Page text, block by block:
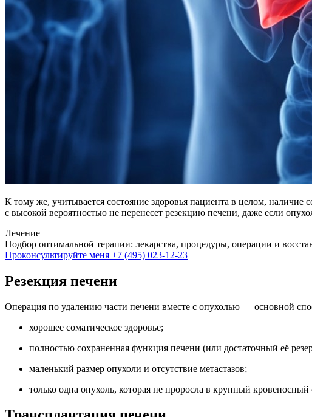
К тому же, учитывается состояние здоровья пациента в целом,
с высокой вероятностью не перенесет резекцию печени, даже если
Лечение
Подбор оптимальной терапии: лекарства, процедуры, операции и
Проконсультируйте меня +7 (495) 023-12-23
Резекция печени
Операция по удалению части печени вместе с опухолью — основной
хорошее соматическое здоровье;
полностью сохраненная функция печени (или достаточный её
маленький размер опухоли и отсутствие метастазов;
только одна опухоль, которая не проросла в крупный кровеносный